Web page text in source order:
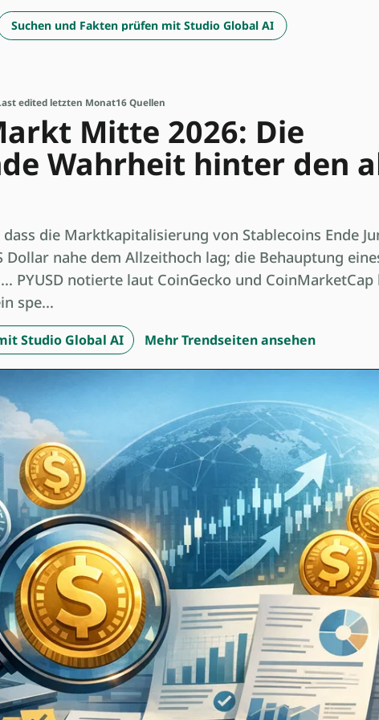
Suchen und Fakten prüfen mit Studio Global AI
edited letzten Monat16 Quellen
Mitte 2026: Die
Wahrheit hinter den
die Marktkapitalisierung von Stablecoins Ende
Dollar nahe dem Allzeithoch lag; die Behauptung
PYUSD notierte laut CoinGecko und CoinMarketCap
spe...
Studio Global AI Mehr Trendseiten ansehen